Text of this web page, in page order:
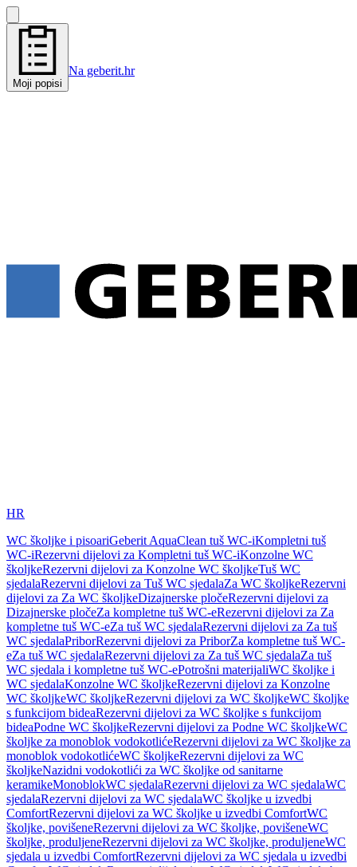
Moji popisi
Na geberit.hr
HR
WC školjke i pisoariGeberit AquaClean tuš WC-iKompletni tuš
WC-iRezervni dijelovi za Kompletni tuš WC-iKonzolne WC
školjkeRezervni dijelovi za Konzolne WC školjkeTuš WC
sjedalaRezervni dijelovi za Tuš WC sjedalaZa WC školjkeRezervni
dijelovi za Za WC školjkeDizajnerske pločeRezervni dijelovi za
Dizajnerske pločeZa kompletne tuš WC-eRezervni dijelovi za Za
kompletne tuš WC-eZa tuš WC sjedalaRezervni dijelovi za Za tuš
WC sjedalaPriborRezervni dijelovi za PriborZa kompletne tuš WC-
eZa tuš WC sjedalaRezervni dijelovi za Za tuš WC sjedalaZa tuš
WC sjedala i kompletne tuš WC-ePotrošni materijaliWC školjke i
WC sjedalaKonzolne WC školjkeRezervni dijelovi za Konzolne
WC školjkeWC školjkeRezervni dijelovi za WC školjkeWC školjke
s funkcijom bideaRezervni dijelovi za WC školjke s funkcijom
bideaPodne WC školjkeRezervni dijelovi za Podne WC školjkeWC
školjke za monoblok vodokotlićeRezervni dijelovi za WC školjke za
monoblok vodokotlićeWC školjkeRezervni dijelovi za WC
školjkeNazidni vodokotlići za WC školjke od sanitarne
keramikeMonoblokWC sjedalaRezervni dijelovi za WC sjedalaWC
sjedalaRezervni dijelovi za WC sjedalaWC školjke u izvedbi
ComfortRezervni dijelovi za WC školjke u izvedbi ComfortWC
školjke, povišeneRezervni dijelovi za WC školjke, povišeneWC
školjke, produljeneRezervni dijelovi za WC školjke, produljeneWC
sjedala u izvedbi ComfortRezervni dijelovi za WC sjedala u izvedbi